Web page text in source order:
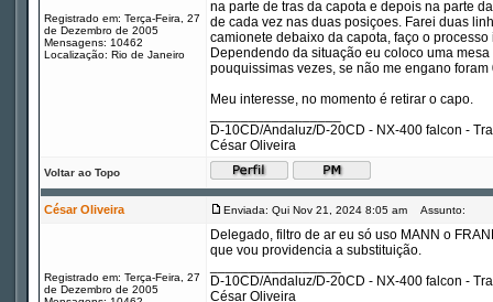
Registrado em: Terça-Feira, 27
de Dezembro de 2005
Mensagens: 10462
Localização: Rio de Janeiro
na parte de tras da capota e depois na parte
de cada vez nas duas posiçoes. Farei duas
camionete debaixo da capota, faço o
Dependendo da situação eu coloco uma
pouquissimas vezes, se não me engano
Meu interesse, no momento é retirar o capo.
D-10CD/Andaluz/D-20CD - NX-400 falcon -
César Oliveira
Voltar ao Topo
César Oliveira Enviada: Qui Nov 21, 2024 8:05 am Assunto:
Registrado em: Terça-Feira, 27
de Dezembro de 2005
Delegado, filtro de ar eu só uso MANN o
que vou providencia a substituição.
D-10CD/Andaluz/D-20CD - NX-400 falcon -
César Oliveira